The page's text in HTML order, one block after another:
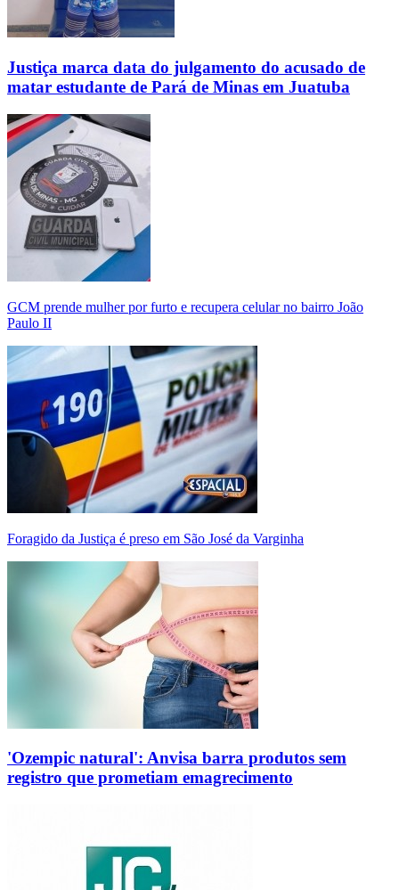
Justiça marca data do julgamento do acusado de
matar estudante de Pará de Minas em Juatuba
GCM prende mulher por furto e recupera celular no bairro João
Paulo II
Foragido da Justiça é preso em São José da Varginha
'Ozempic natural': Anvisa barra produtos sem
registro que prometiam emagrecimento